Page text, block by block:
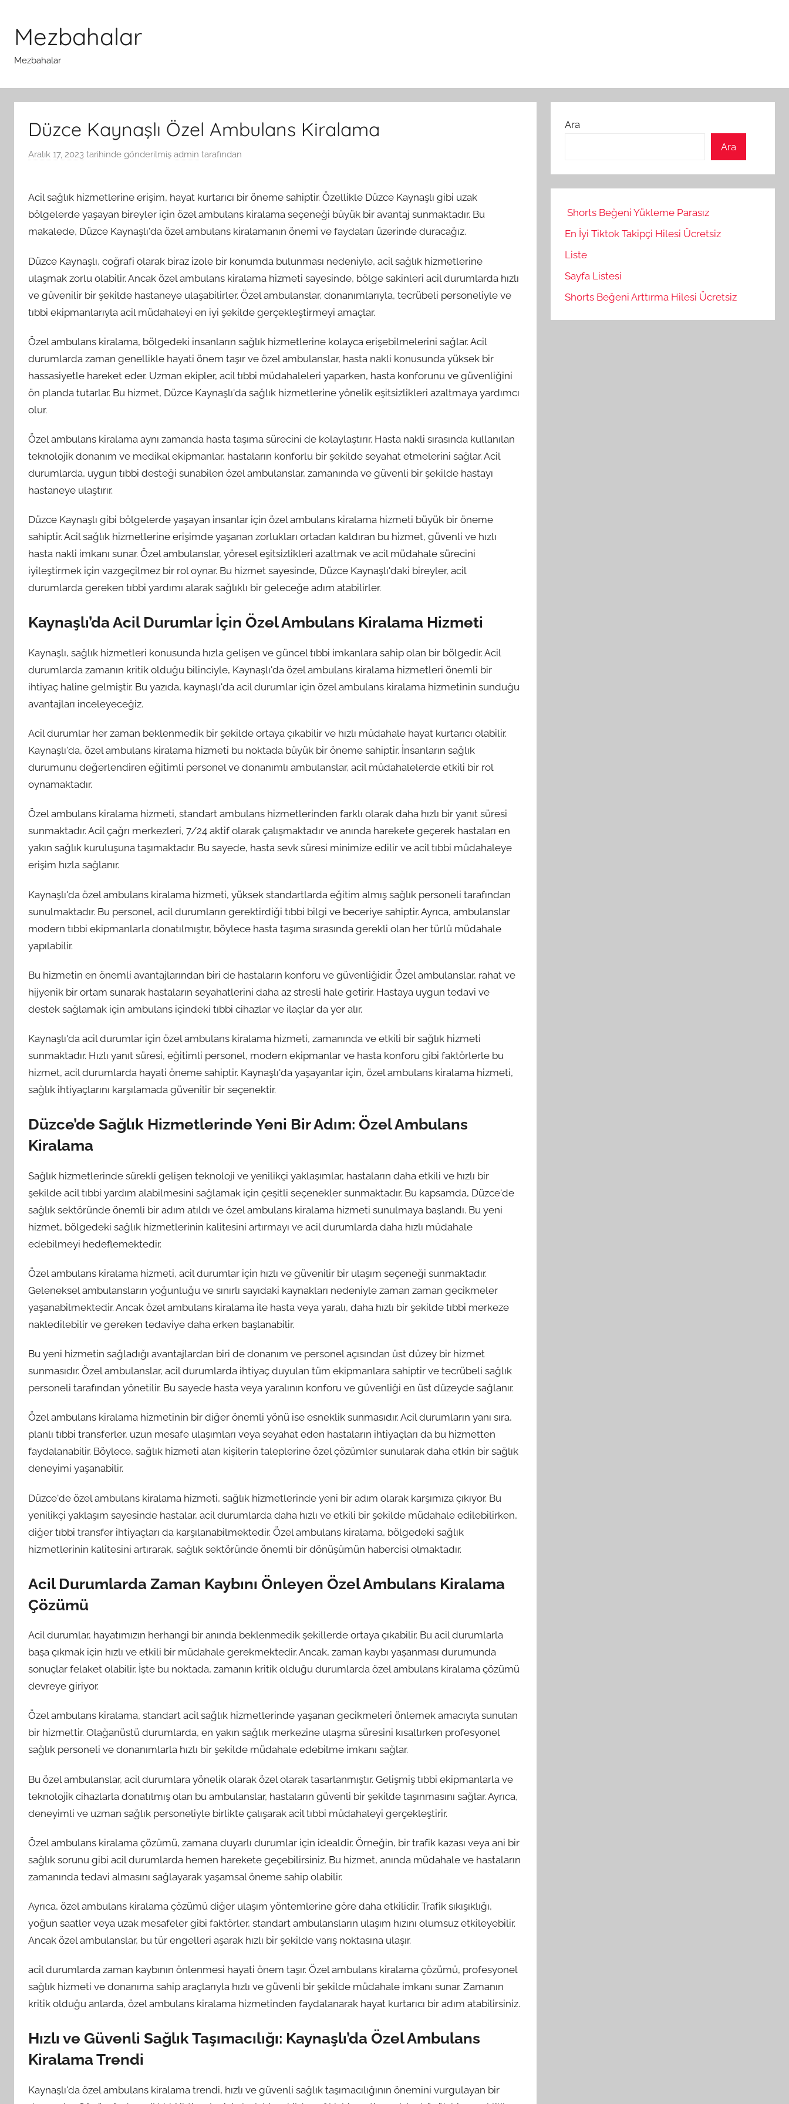
Mezbahalar
Mezbahalar
Düzce Kaynaşlı Özel Ambulans Kiralama
Aralık 17, 2023 tarihinde gönderilmiş admin tarafından
Acil sağlık hizmetlerine erişim, hayat kurtarıcı bir öneme sahiptir. Özellikle Düzce Kaynaşlı gibi uzak
bölgelerde yaşayan bireyler için özel ambulans kiralama seçeneği büyük bir avantaj sunmaktadır. Bu
makalede, Düzce Kaynaşlı'da özel ambulans kiralamanın önemi ve faydaları üzerinde duracağız.
Düzce Kaynaşlı, coğrafi olarak biraz izole bir konumda bulunması nedeniyle, acil sağlık hizmetlerine
ulaşmak zorlu olabilir. Ancak özel ambulans kiralama hizmeti sayesinde, bölge sakinleri acil durumlarda hızlı
ve güvenilir bir şekilde hastaneye ulaşabilirler. Özel ambulanslar, donanımlarıyla, tecrübeli personeliyle ve
tıbbi ekipmanlarıyla acil müdahaleyi en iyi şekilde gerçekleştirmeyi amaçlar.
Özel ambulans kiralama, bölgedeki insanların sağlık hizmetlerine kolayca erişebilmelerini sağlar. Acil
durumlarda zaman genellikle hayati önem taşır ve özel ambulanslar, hasta nakli konusunda yüksek bir
hassasiyetle hareket eder. Uzman ekipler, acil tıbbi müdahaleleri yaparken, hasta konforunu ve güvenliğini
ön planda tutarlar. Bu hizmet, Düzce Kaynaşlı'da sağlık hizmetlerine yönelik eşitsizlikleri azaltmaya yardımcı
olur.
Özel ambulans kiralama aynı zamanda hasta taşıma sürecini de kolaylaştırır. Hasta nakli sırasında kullanılan
teknolojik donanım ve medikal ekipmanlar, hastaların konforlu bir şekilde seyahat etmelerini sağlar. Acil
durumlarda, uygun tıbbi desteği sunabilen özel ambulanslar, zamanında ve güvenli bir şekilde hastayı
hastaneye ulaştırır.
Düzce Kaynaşlı gibi bölgelerde yaşayan insanlar için özel ambulans kiralama hizmeti büyük bir öneme
sahiptir. Acil sağlık hizmetlerine erişimde yaşanan zorlukları ortadan kaldıran bu hizmet, güvenli ve hızlı
hasta nakli imkanı sunar. Özel ambulanslar, yöresel eşitsizlikleri azaltmak ve acil müdahale sürecini
iyileştirmek için vazgeçilmez bir rol oynar. Bu hizmet sayesinde, Düzce Kaynaşlı'daki bireyler, acil
durumlarda gereken tıbbi yardımı alarak sağlıklı bir geleceğe adım atabilirler.
Kaynaşlı’da Acil Durumlar İçin Özel Ambulans Kiralama Hizmeti
Kaynaşlı, sağlık hizmetleri konusunda hızla gelişen ve güncel tıbbi imkanlara sahip olan bir bölgedir. Acil
durumlarda zamanın kritik olduğu bilinciyle, Kaynaşlı'da özel ambulans kiralama hizmetleri önemli bir
ihtiyaç haline gelmiştir. Bu yazıda, kaynaşlı'da acil durumlar için özel ambulans kiralama hizmetinin sunduğu
avantajları inceleyeceğiz.
Acil durumlar her zaman beklenmedik bir şekilde ortaya çıkabilir ve hızlı müdahale hayat kurtarıcı olabilir.
Kaynaşlı'da, özel ambulans kiralama hizmeti bu noktada büyük bir öneme sahiptir. İnsanların sağlık
durumunu değerlendiren eğitimli personel ve donanımlı ambulanslar, acil müdahalelerde etkili bir rol
oynamaktadır.
Özel ambulans kiralama hizmeti, standart ambulans hizmetlerinden farklı olarak daha hızlı bir yanıt süresi
sunmaktadır. Acil çağrı merkezleri, 7/24 aktif olarak çalışmaktadır ve anında harekete geçerek hastaları en
yakın sağlık kuruluşuna taşımaktadır. Bu sayede, hasta sevk süresi minimize edilir ve acil tıbbi müdahaleye
erişim hızla sağlanır.
Kaynaşlı'da özel ambulans kiralama hizmeti, yüksek standartlarda eğitim almış sağlık personeli tarafından
sunulmaktadır. Bu personel, acil durumların gerektirdiği tıbbi bilgi ve beceriye sahiptir. Ayrıca, ambulanslar
modern tıbbi ekipmanlarla donatılmıştır, böylece hasta taşıma sırasında gerekli olan her türlü müdahale
yapılabilir.
Bu hizmetin en önemli avantajlarından biri de hastaların konforu ve güvenliğidir. Özel ambulanslar, rahat ve
hijyenik bir ortam sunarak hastaların seyahatlerini daha az stresli hale getirir. Hastaya uygun tedavi ve
destek sağlamak için ambulans içindeki tıbbi cihazlar ve ilaçlar da yer alır.
Kaynaşlı'da acil durumlar için özel ambulans kiralama hizmeti, zamanında ve etkili bir sağlık hizmeti
sunmaktadır. Hızlı yanıt süresi, eğitimli personel, modern ekipmanlar ve hasta konforu gibi faktörlerle bu
hizmet, acil durumlarda hayati öneme sahiptir. Kaynaşlı'da yaşayanlar için, özel ambulans kiralama hizmeti,
sağlık ihtiyaçlarını karşılamada güvenilir bir seçenektir.
Düzce’de Sağlık Hizmetlerinde Yeni Bir Adım: Özel Ambulans
Kiralama
Sağlık hizmetlerinde sürekli gelişen teknoloji ve yenilikçi yaklaşımlar, hastaların daha etkili ve hızlı bir
şekilde acil tıbbi yardım alabilmesini sağlamak için çeşitli seçenekler sunmaktadır. Bu kapsamda, Düzce'de
sağlık sektöründe önemli bir adım atıldı ve özel ambulans kiralama hizmeti sunulmaya başlandı. Bu yeni
hizmet, bölgedeki sağlık hizmetlerinin kalitesini artırmayı ve acil durumlarda daha hızlı müdahale
edebilmeyi hedeflemektedir.
Özel ambulans kiralama hizmeti, acil durumlar için hızlı ve güvenilir bir ulaşım seçeneği sunmaktadır.
Geleneksel ambulansların yoğunluğu ve sınırlı sayıdaki kaynakları nedeniyle zaman zaman gecikmeler
yaşanabilmektedir. Ancak özel ambulans kiralama ile hasta veya yaralı, daha hızlı bir şekilde tıbbi merkeze
nakledilebilir ve gereken tedaviye daha erken başlanabilir.
Bu yeni hizmetin sağladığı avantajlardan biri de donanım ve personel açısından üst düzey bir hizmet
sunmasıdır. Özel ambulanslar, acil durumlarda ihtiyaç duyulan tüm ekipmanlara sahiptir ve tecrübeli sağlık
personeli tarafından yönetilir. Bu sayede hasta veya yaralının konforu ve güvenliği en üst düzeyde sağlanır.
Özel ambulans kiralama hizmetinin bir diğer önemli yönü ise esneklik sunmasıdır. Acil durumların yanı sıra,
planlı tıbbi transferler, uzun mesafe ulaşımları veya seyahat eden hastaların ihtiyaçları da bu hizmetten
faydalanabilir. Böylece, sağlık hizmeti alan kişilerin taleplerine özel çözümler sunularak daha etkin bir sağlık
deneyimi yaşanabilir.
Düzce'de özel ambulans kiralama hizmeti, sağlık hizmetlerinde yeni bir adım olarak karşımıza çıkıyor. Bu
yenilikçi yaklaşım sayesinde hastalar, acil durumlarda daha hızlı ve etkili bir şekilde müdahale edilebilirken,
diğer tıbbi transfer ihtiyaçları da karşılanabilmektedir. Özel ambulans kiralama, bölgedeki sağlık
hizmetlerinin kalitesini artırarak, sağlık sektöründe önemli bir dönüşümün habercisi olmaktadır.
Acil Durumlarda Zaman Kaybını Önleyen Özel Ambulans Kiralama
Çözümü
Acil durumlar, hayatımızın herhangi bir anında beklenmedik şekillerde ortaya çıkabilir. Bu acil durumlarla
başa çıkmak için hızlı ve etkili bir müdahale gerekmektedir. Ancak, zaman kaybı yaşanması durumunda
sonuçlar felaket olabilir. İşte bu noktada, zamanın kritik olduğu durumlarda özel ambulans kiralama çözümü
devreye giriyor.
Özel ambulans kiralama, standart acil sağlık hizmetlerinde yaşanan gecikmeleri önlemek amacıyla sunulan
bir hizmettir. Olağanüstü durumlarda, en yakın sağlık merkezine ulaşma süresini kısaltırken profesyonel
sağlık personeli ve donanımlarla hızlı bir şekilde müdahale edebilme imkanı sağlar.
Bu özel ambulanslar, acil durumlara yönelik olarak özel olarak tasarlanmıştır. Gelişmiş tıbbi ekipmanlarla ve
teknolojik cihazlarla donatılmış olan bu ambulanslar, hastaların güvenli bir şekilde taşınmasını sağlar. Ayrıca,
deneyimli ve uzman sağlık personeliyle birlikte çalışarak acil tıbbi müdahaleyi gerçekleştirir.
Özel ambulans kiralama çözümü, zamana duyarlı durumlar için idealdir. Örneğin, bir trafik kazası veya ani bir
sağlık sorunu gibi acil durumlarda hemen harekete geçebilirsiniz. Bu hizmet, anında müdahale ve hastaların
zamanında tedavi almasını sağlayarak yaşamsal öneme sahip olabilir.
Ayrıca, özel ambulans kiralama çözümü diğer ulaşım yöntemlerine göre daha etkilidir. Trafik sıkışıklığı,
yoğun saatler veya uzak mesafeler gibi faktörler, standart ambulansların ulaşım hızını olumsuz etkileyebilir.
Ancak özel ambulanslar, bu tür engelleri aşarak hızlı bir şekilde varış noktasına ulaşır.
acil durumlarda zaman kaybının önlenmesi hayati önem taşır. Özel ambulans kiralama çözümü, profesyonel
sağlık hizmeti ve donanıma sahip araçlarıyla hızlı ve güvenli bir şekilde müdahale imkanı sunar. Zamanın
kritik olduğu anlarda, özel ambulans kiralama hizmetinden faydalanarak hayat kurtarıcı bir adım atabilirsiniz.
Hızlı ve Güvenli Sağlık Taşımacılığı: Kaynaşlı’da Özel Ambulans
Kiralama Trendi
Kaynaşlı'da özel ambulans kiralama trendi, hızlı ve güvenli sağlık taşımacılığının önemini vurgulayan bir
Ara
Ara
Shorts Beğeni Yükleme Parasız
En İyi Tiktok Takipçi Hilesi Ücretsiz
Liste
Sayfa Listesi
Shorts Beğeni Arttırma Hilesi Ücretsiz